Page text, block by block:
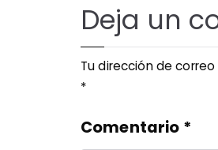
Deja un
Tu dirección de
*
Comentario *